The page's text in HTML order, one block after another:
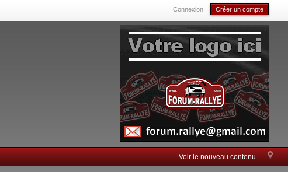
Connexion Créer un compte
Voir le nouveau contenu